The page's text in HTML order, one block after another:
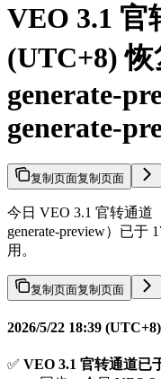
VEO 3.1 官
(UTC+8) 恢
generate-
generate-
复制页面复制页面
今日 VEO 3.1 官转通道
generate-preview）已于
用。
复制页面复制页面
2026/5/22 18:39 (UTC+8)
✅ VEO 3.1 官转通道已